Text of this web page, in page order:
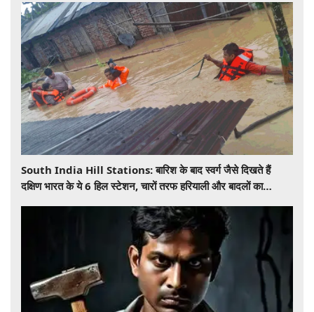
South India Hill Stations: बारिश के बाद स्वर्ग जैसे दिखते हैं
दक्षिण भारत के ये 6 हिल स्टेशन, चारों तरफ हरियाली और बादलों का